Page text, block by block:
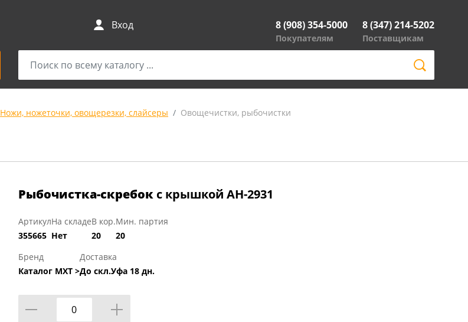
Вход 8 (908) 354-5000
Покупателям
8 (347) 214-5202
Поставщикам
Ножи, ножеточки, овощерезки, слайсеры Овощечистки, рыбочистки
Рыбочистка-скребок с крышкой AH-2931
Артикул
355665
На складе
Нет
В кор.
20
Мин. партия
20
Бренд
Каталог МХТ >
Доставка
До скл.Уфа 18 дн.